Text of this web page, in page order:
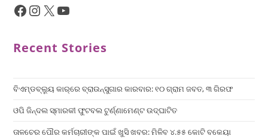
Recent Stories
ବିଏମ୍‌ଡବ୍ଲ୍ୟୁ କାର୍‌ରେ ବ୍ରାଉନ୍‌ସୁଗାର କାରବାର: ୧୦ ଗ୍ରାମ ଜବତ, ୩ ଗିରଫ
ଓପି ଜିନ୍ଦଲ ସ୍ମାରକୀ ଫୁଟବଲ ଟୁର୍ଣ୍ଣାମେଣ୍ଟ ଉଦ୍ଘାଟିତ
ତାଳଚେର ପୌର କର୍ମଚାରୀଙ୍କ ପାଇଁ ଖୁସି ଖବର: ମିଳିବ ୪.୫୫ କୋଟି ବକେୟା